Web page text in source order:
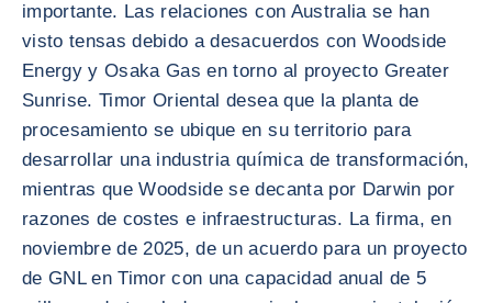
importante. Las relaciones con Australia se han
visto tensas debido a desacuerdos con Woodside
Energy y Osaka Gas en torno al proyecto Greater
Sunrise. Timor Oriental desea que la planta de
procesamiento se ubique en su territorio para
desarrollar una industria química de transformación,
mientras que Woodside se decanta por Darwin por
razones de costes e infraestructuras. La firma, en
noviembre de 2025, de un acuerdo para un proyecto
de GNL en Timor con una capacidad anual de 5